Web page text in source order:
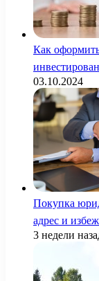
Как
03.10.2024
Покупка
адрес и
3 недели